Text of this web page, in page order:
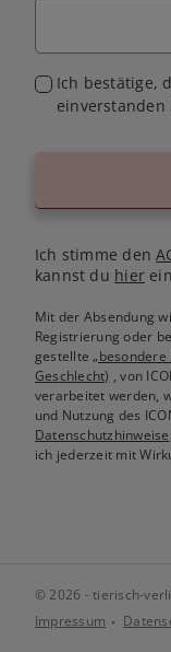
Ich bestätige,
einverstanden
Ich stimme den
kannst du hier
Mit der Absendung
Registrierung oder
gestellte„besondere
Geschlecht) , von
verarbeitet werden,
und Nutzung des
Datenschutzhinweise
ich jederzeit mit
© 2026 - tierisch-
Impressum